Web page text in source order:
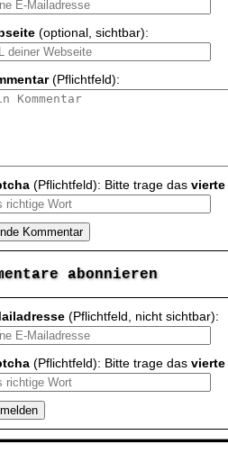
(optional, sichtbar):
(Pflichtfeld):
(Pflichtfeld): Bitte trage das vierte
abonnieren
(Pflichtfeld, nicht sichtbar):
(Pflichtfeld): Bitte trage das vierte